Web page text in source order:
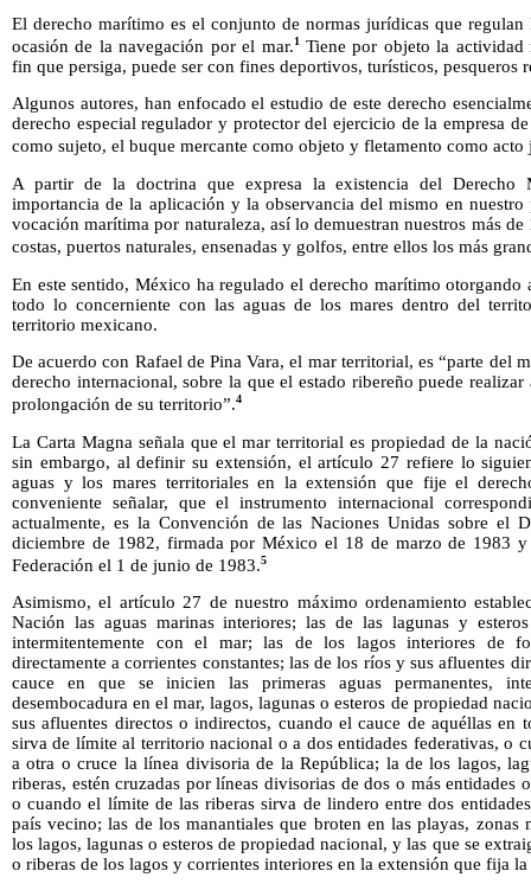
El derecho marítimo es el conjunto de normas jurídicas que
ocasión de la navegación por el mar.1Tiene por objeto la actividad
fin que persiga, puede ser con fines deportivos, turísticos, pesqueros
Algunos autores, han enfocado el estudio de este derecho
derecho especial regulador y protector del ejercicio de la empresa
como sujeto, el buque mercante como objeto y fletamento como
A partir de la doctrina que expresa la existencia del Derecho
importancia de la aplicación y la observancia del mismo en
vocación marítima por naturaleza, así lo demuestran nuestros más
costas, puertos naturales, ensenadas y golfos, entre ellos los más
En este sentido, México ha regulado el derecho marítimo otorgando
todo lo concerniente con las aguas de los mares dentro del
territorio mexicano.
De acuerdo con Rafael de Pina Vara, el mar territorial, es “parte del
derecho internacional, sobre la que el estado ribereño puede
prolongación de su territorio”.4
La Carta Magna señala que el mar territorial es propiedad de la
sin embargo, al definir su extensión, el artículo 27 refiere lo
aguas y los mares territoriales en la extensión que fije el
conveniente señalar, que el instrumento internacional
actualmente, es la Convención de las Naciones Unidas sobre el
diciembre de 1982, firmada por México el 18 de marzo de 1983
Federación el 1 de junio de 1983.5
Asimismo, el artículo 27 de nuestro máximo ordenamiento
Nación las aguas marinas interiores; las de las lagunas y
intermitentemente con el mar; las de los lagos interiores de
directamente a corrientes constantes; las de los ríos y sus afluentes
cauce en que se inicien las primeras aguas permanentes,
desembocadura en el mar, lagos, lagunas o esteros de propiedad
sus afluentes directos o indirectos, cuando el cauce de aquéllas en
sirva de límite al territorio nacional o a dos entidades federativas, o
a otra o cruce la línea divisoria de la República; la de los lagos,
riberas, estén cruzadas por líneas divisorias de dos o más
o cuando el límite de las riberas sirva de lindero entre dos
país vecino; las de los manantiales que broten en las playas, zonas
los lagos, lagunas o esteros de propiedad nacional, y las que se
o riberas de los lagos y corrientes interiores en la extensión que fija